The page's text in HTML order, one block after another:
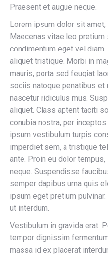
Praesent et augue neque.
Lorem ipsum dolor sit
Maecenas vitae leo pretium
condimentum eget vel diam.
aliquet tristique. Morbi in
mauris, porta sed feugiat
sociis natoque penatibus et
nascetur ridiculus mus.
aliquet. Class aptent taciti
conubia nostra, per
ipsum vestibulum turpis
imperdiet sem, a tristique
ante. Proin eu dolor
neque. Suspendisse
semper dapibus urna quis
ipsum eget pretium
ut interdum.
Vestibulum in gravida erat.
tempor dignissim
massa id ex placerat